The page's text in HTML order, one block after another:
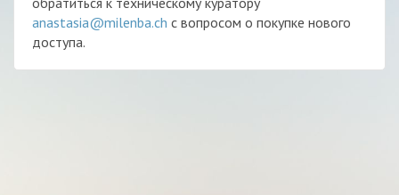
anastasia@milenba.ch с вопросом о покупке нового
доступа.